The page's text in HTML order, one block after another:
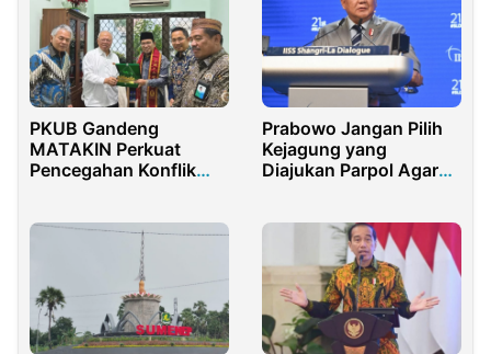
PKUB Gandeng
MATAKIN Perkuat
Pencegahan Konflik
Prabowo Jangan Pilih
Kejagung yang
Diajukan Parpol Agar